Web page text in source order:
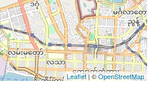
Leaflet| ©OpenStreetMap